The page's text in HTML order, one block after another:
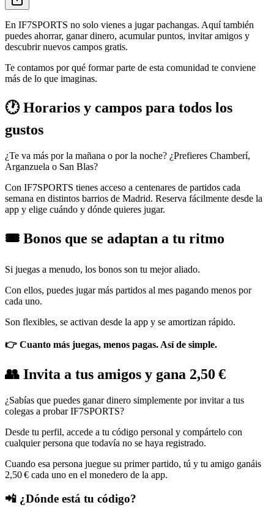
En IF7SPORTS no solo vienes a jugar pachangas. Aquí también
puedes ahorrar, ganar dinero, acumular puntos, invitar amigos y
descubrir nuevos campos gratis.
Te contamos por qué formar parte de esta comunidad te conviene
más de lo que imaginas.
🕐 Horarios y campos para todos los
gustos
¿Te va más por la mañana o por la noche? ¿Prefieres Chamberí,
Arganzuela o San Blas?
Con IF7SPORTS tienes acceso a centenares de partidos cada
semana en distintos barrios de Madrid. Reserva fácilmente desde la
app y elige cuándo y dónde quieres jugar.
🎟️ Bonos que se adaptan a tu ritmo
Si juegas a menudo, los bonos son tu mejor aliado.
Con ellos, puedes jugar más partidos al mes pagando menos por
cada uno.
Son flexibles, se activan desde la app y se amortizan rápido.
👉 Cuanto más juegas, menos pagas. Así de simple.
👥 Invita a tus amigos y gana 2,50 €
¿Sabías que puedes ganar dinero simplemente por invitar a tus
colegas a probar IF7SPORTS?
Desde tu perfil, accede a tu código personal y compártelo con
cualquier persona que todavía no se haya registrado.
Cuando esa persona juegue su primer partido, tú y tu amigo ganáis
2,50 € cada uno en el monedero de la app.
📲 ¿Dónde está tu código?